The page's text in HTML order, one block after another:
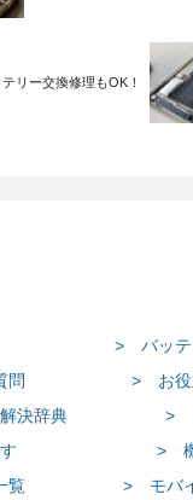
リー交換修理もOK！
> バッテ
問
> お役
決辞典
>
>
覧
> モバ